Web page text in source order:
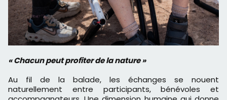
« Chacun peut profiter de la nature »
Au fil de la balade, les échanges se nouent
naturellement entre participants, bénévoles et